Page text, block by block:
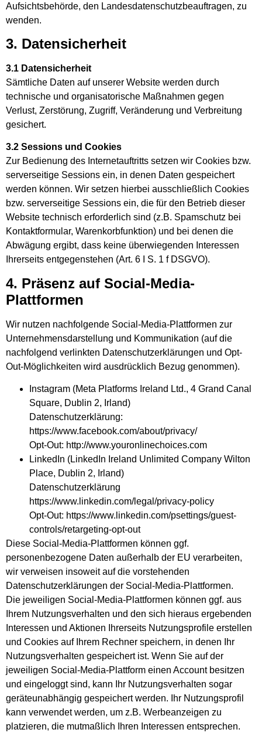
Aufsichtsbehörde, den Landesdatenschutzbeauftragen, zu
wenden.
3. Datensicherheit
3.1 Datensicherheit
Sämtliche Daten auf unserer Website werden durch
technische und organisatorische Maßnahmen gegen
Verlust, Zerstörung, Zugriff, Veränderung und Verbreitung
gesichert.
3.2 Sessions und Cookies
Zur Bedienung des Internetauftritts setzen wir Cookies bzw.
serverseitige Sessions ein, in denen Daten gespeichert
werden können. Wir setzen hierbei ausschließlich Cookies
bzw. serverseitige Sessions ein, die für den Betrieb dieser
Website technisch erforderlich sind (z.B. Spamschutz bei
Kontaktformular, Warenkorbfunktion) und bei denen die
Abwägung ergibt, dass keine überwiegenden Interessen
Ihrerseits entgegenstehen (Art. 6 I S. 1 f DSGVO).
4. Präsenz auf Social-Media-
Plattformen
Wir nutzen nachfolgende Social-Media-Plattformen zur
Unternehmensdarstellung und Kommunikation (auf die
nachfolgend verlinkten Datenschutzerklärungen und Opt-
Out-Möglichkeiten wird ausdrücklich Bezug genommen).
Instagram (Meta Platforms Ireland Ltd., 4 Grand Canal
Square, Dublin 2, Irland)
Datenschutzerklärung:
https://www.facebook.com/about/privacy/
Opt-Out: http://www.youronlinechoices.com
LinkedIn (LinkedIn Ireland Unlimited Company Wilton
Place, Dublin 2, Irland)
Datenschutzerklärung
https://www.linkedin.com/legal/privacy-policy
Opt-Out: https://www.linkedin.com/psettings/guest-
controls/retargeting-opt-out
Diese Social-Media-Plattformen können ggf.
personenbezogene Daten außerhalb der EU verarbeiten,
wir verweisen insoweit auf die vorstehenden
Datenschutzerklärungen der Social-Media-Plattformen.
Die jeweiligen Social-Media-Plattformen können ggf. aus
Ihrem Nutzungsverhalten und den sich hieraus ergebenden
Interessen und Aktionen Ihrerseits Nutzungsprofile erstellen
und Cookies auf Ihrem Rechner speichern, in denen Ihr
Nutzungsverhalten gespeichert ist. Wenn Sie auf der
jeweiligen Social-Media-Plattform einen Account besitzen
und eingeloggt sind, kann Ihr Nutzungsverhalten sogar
geräteunabhängig gespeichert werden. Ihr Nutzungsprofil
kann verwendet werden, um z.B. Werbeanzeigen zu
platzieren, die mutmaßlich Ihren Interessen entsprechen.